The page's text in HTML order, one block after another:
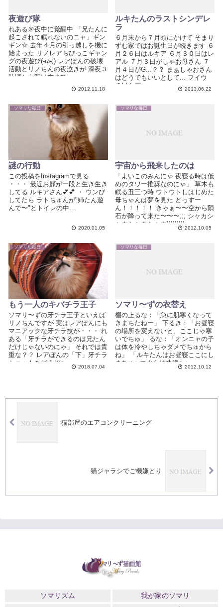
夜遊び隊
れある＠夜中に覚醒中 「兄たんに
起こされて眠れないのニャ」ギン
ギン☆ 去年４月の引っ越しを機に
始まった リノレアちびっこギャン
グの夜遊び(-ω-;) レアぽんの破壊
活動とリノちんの夜泣きが 深夜３
時頃から明け方まで...
2012.11.18
ルキたんのラストシンデレ
ラ
６月末から７月頭にかけて そまり
ずむ家ではお誕生日が続きます ６
月２６日はルキア ６月３０日はレ
アル ７月３日がしゃお母さん ７
月４日がG...？？ まぁしゃおさん
はどうでもいいとして... フイウ
チ! ! (o￣...
2013.06.22
ソマリな毎日
謎の行動
この投稿をInstagramで見る
・・・ 最近お顔が一段と生き生き
してる ルキアさん💕💕 ・ ウンぴ
してたら ラトちゅんが"姉たん遊
んで〜"とトイレの中...
2020.01.05
ソマリな毎日
宇宙から飛来したのは
「よいこのみんにゃ 夜寝る時は低
めのタワー推奨なのにゃ」 草木も
眠る丑三つ時 ウトウトしはじめた
母ちゃんは夢を見た どっすー
ん！！！！！ きゃぁ〜〜空から隕
石が降って来た〜〜〜;;; シャカシ
ャカシャカシャカ))))))))) ...
2012.10.05
ソマリな毎日
もう一人のキバチラ王子
ソマリ〜ずの牙チラ王子といえば
リノちんですが 実はレアぽんにも
マニアックな牙チラ技が・・・ れ
ある「牙チラができるのは兄たん
だけじゃないのにゃ」 それでは貴
重な？？ レアぽんの「下」牙チラ
ショットをどうぞ〜 ...
2018.07.04
ソマリな毎日
ソマリ〜ずの衣替え
棚の上るな：「急に肌寒くなって
きまちたねー」 下るき：「お昼寝
の場所を変えないと、ここじゃ寒
いでちゅ」 るな：「オンニャの子
は体を冷やしちゃダメでちゅから
ね」 「ルキたんはお昼寝ここにし
まちゅ♪ つぐらは快適〜♪」
2012.10.12
猫部屋のエアコンクリーニング
猫ジャラシでご機嫌とり
ソマリズム
我が家のソマリ